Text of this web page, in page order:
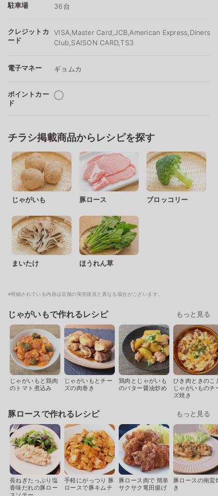
駐車場 36台
クレジットカ
ード
VISA,Master Card,JCB,American Express,Diners
Club,SAISON CARD,TS3
電子マネー ギョムカ
ポイントカー
ド
◯
チラシ掲載商品からレシピを探す
じゃがいも 豚ロース ブロッコリー
まいたけ ほうれん草
※明細されている内容は店舗の実売状況と異なる場合がございます。
じゃがいもで作れるレシピ もっと見る
じゃがいもと鶏肉
のトマト煮込み
じゃがいもとチー
ズの肉巻き
鶏肉とじゃがいも
のバター醤油炒め
ひき肉ときのこ
じゃがいものチ
ズ焼き
豚ロースで作れるレシピ もっと見る
長ねぎたっぷり塩
香味だれの豚ロー
手軽にがっつり 豚
ロースで豚キムチ
豚ロース肉で 簡単
サクサク竜田揚げ
豚ロースの南蛮
き